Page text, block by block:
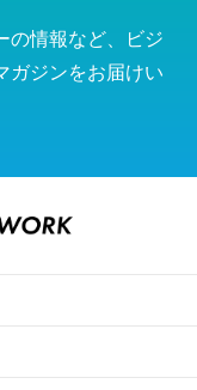
の情報など、ビジ
ガジンをお届けい